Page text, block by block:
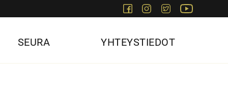
FacebookInstagram
Twitter
SEURA YHTEYSTIEDOT